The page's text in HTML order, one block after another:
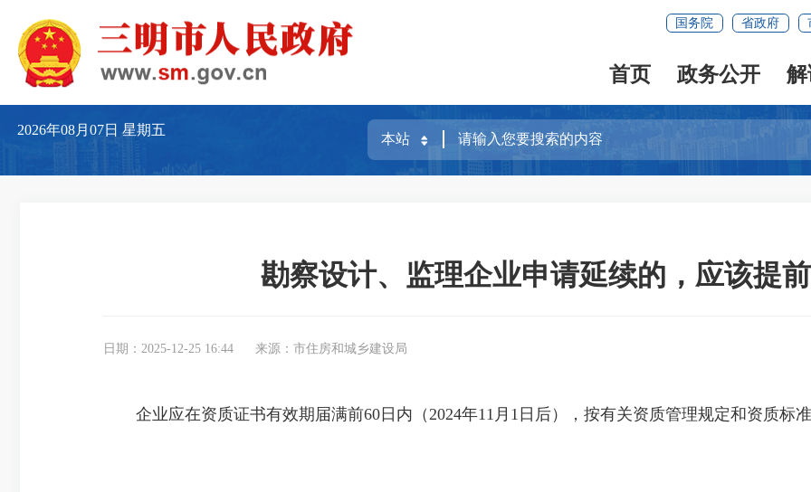
国务院 省政府
首页 政务公开
2026年08月07日星期五
勘察设计、监理企业申请延续的，应该提
日期：2025-12-25 16:44 来源：市住房和城乡建设局
企业应在资质证书有效期届满前60日内（2024年11月1日后），按有关资质管理规定和资质标准